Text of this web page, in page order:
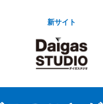
新サイト